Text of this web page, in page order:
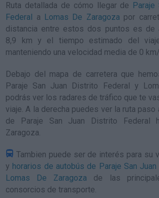
Ruta detallada de cómo llegar de
Federal a Lomas De Zaragoza por
distancia entre estos dos puntos es de
8,9 km y el tiempo estimado del
manteniendo una velocidad media de 0
Debajo del mapa de carretera que
Paraje San Juan Distrito Federal y
podrás ver los radares de tráfico que te
viaje. A la derecha puedes ver la ruta paso
de Paraje San Juan Distrito Federal
Zaragoza.
Tambien puede ser de interés para su
y horarios de autobús de Paraje San
Lomas De Zaragoza de las
consorcios de transporte.